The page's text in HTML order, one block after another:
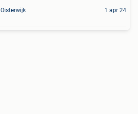
Oisterwijk 1 apr 24